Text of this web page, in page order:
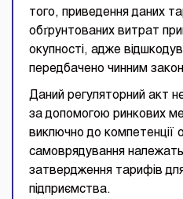
того, приведення даних
обґрунтованих витрат
окупності, адже
передбачено чинним
Даний регуляторний акт
за допомогою ринкових
виключно до компетенції
самоврядування
затвердження тарифів
підприємства.